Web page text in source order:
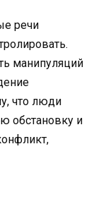
речи
манипуляций
что люди
обстановку и